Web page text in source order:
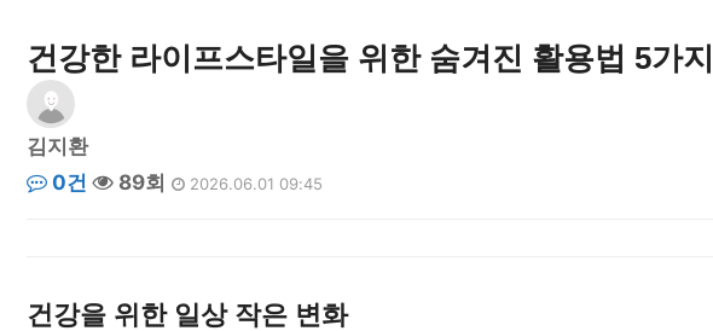
건강한 라이프스타일을 위한 숨겨진 활용법 5가지
김지환
0건
89회 2026.06.01 09:45
건강을 위한 일상 작은 변화